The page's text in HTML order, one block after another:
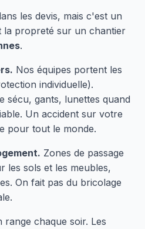
les devis, mais c'est un
la propreté sur un chantier
.
Nos équipes portent les
individuelle).
sécu, gants, lunettes quand
Un accident sur votre
pour tout le monde.
Zones de passage
les sols et les meubles,
On fait pas du bricolage
range chaque soir. Les